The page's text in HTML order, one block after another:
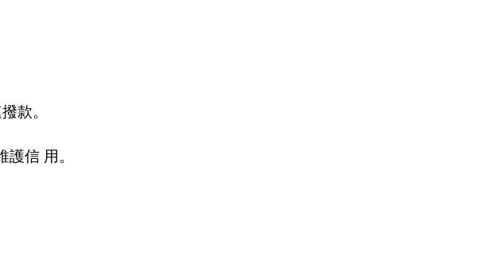
款。
信 用。